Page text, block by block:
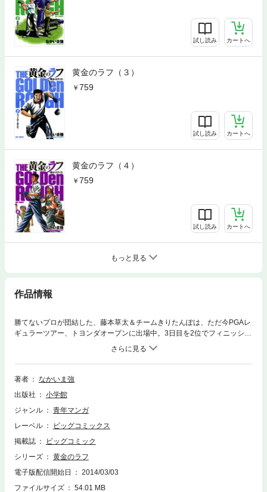
試し読み カートへ
黄金のラフ（３）
759
試し読み カートへ
黄金のラフ（４）
759
試し読み カートへ
もっと見る
作品情報
勝てないプロが団結した、藤本草太＆チームきりたんぽは、ただ今PGAレ
ギュラーツアー、トヨンダオープンに出場中。3日目を2位でフィニッシュ
し、最終日は最終組で世界王者、ムーベス・ジェラウンと、日本の絶対王
者、マイト竿崎とともにラウンド中。しかも、なんと13番ホールを終え
て、ムーベス、マイトを抑え、単独トップという快挙！！ところが、絶好
調すぎることに、思わぬ落とし穴が…！！悲願の優勝の行方は、はたし
著者
なかいま強
出版社
小学館
ジャンル
青年マンガ
レーベル
ビッグコミックス
掲載誌
ビッグコミック
シリーズ
黄金のラフ
電子版配信開始日
2014/03/03
ファイルサイズ
54.01 MB